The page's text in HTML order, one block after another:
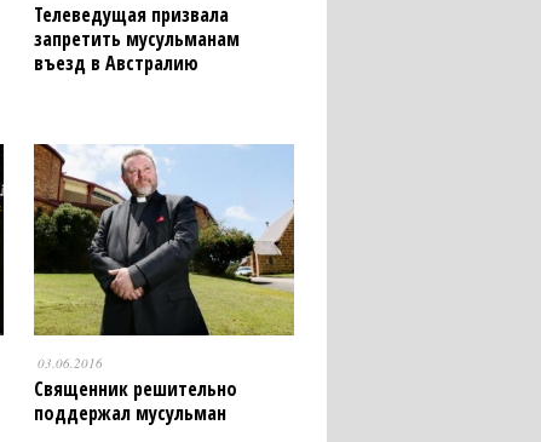
Телеведущая призвала
запретить мусульманам
въезд в Австралию
03.06.2016
Священник решительно
поддержал мусульман